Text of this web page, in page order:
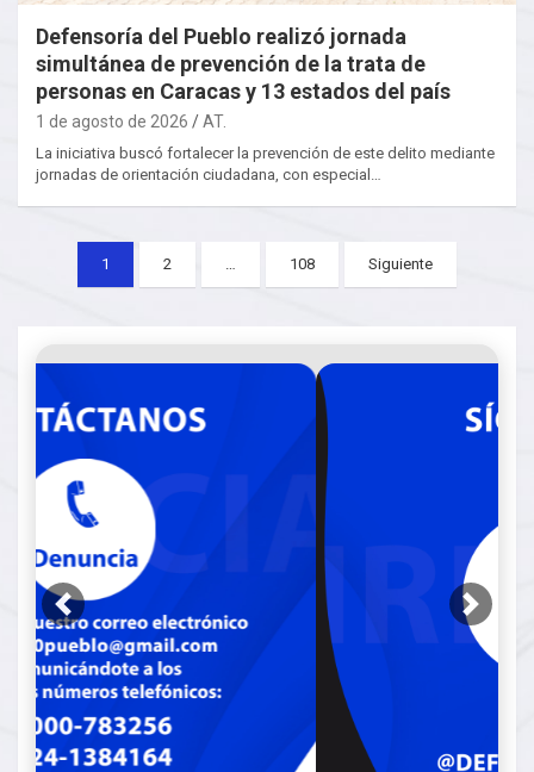
Defensoría del Pueblo realizó jornada
simultánea de prevención de la trata de
personas en Caracas y 13 estados del país
1 de agosto de 2026 AT.
La iniciativa buscó fortalecer la prevención de este delito mediante
jornadas de orientación ciudadana, con especial…
pagination
1 2 … 108 Siguiente